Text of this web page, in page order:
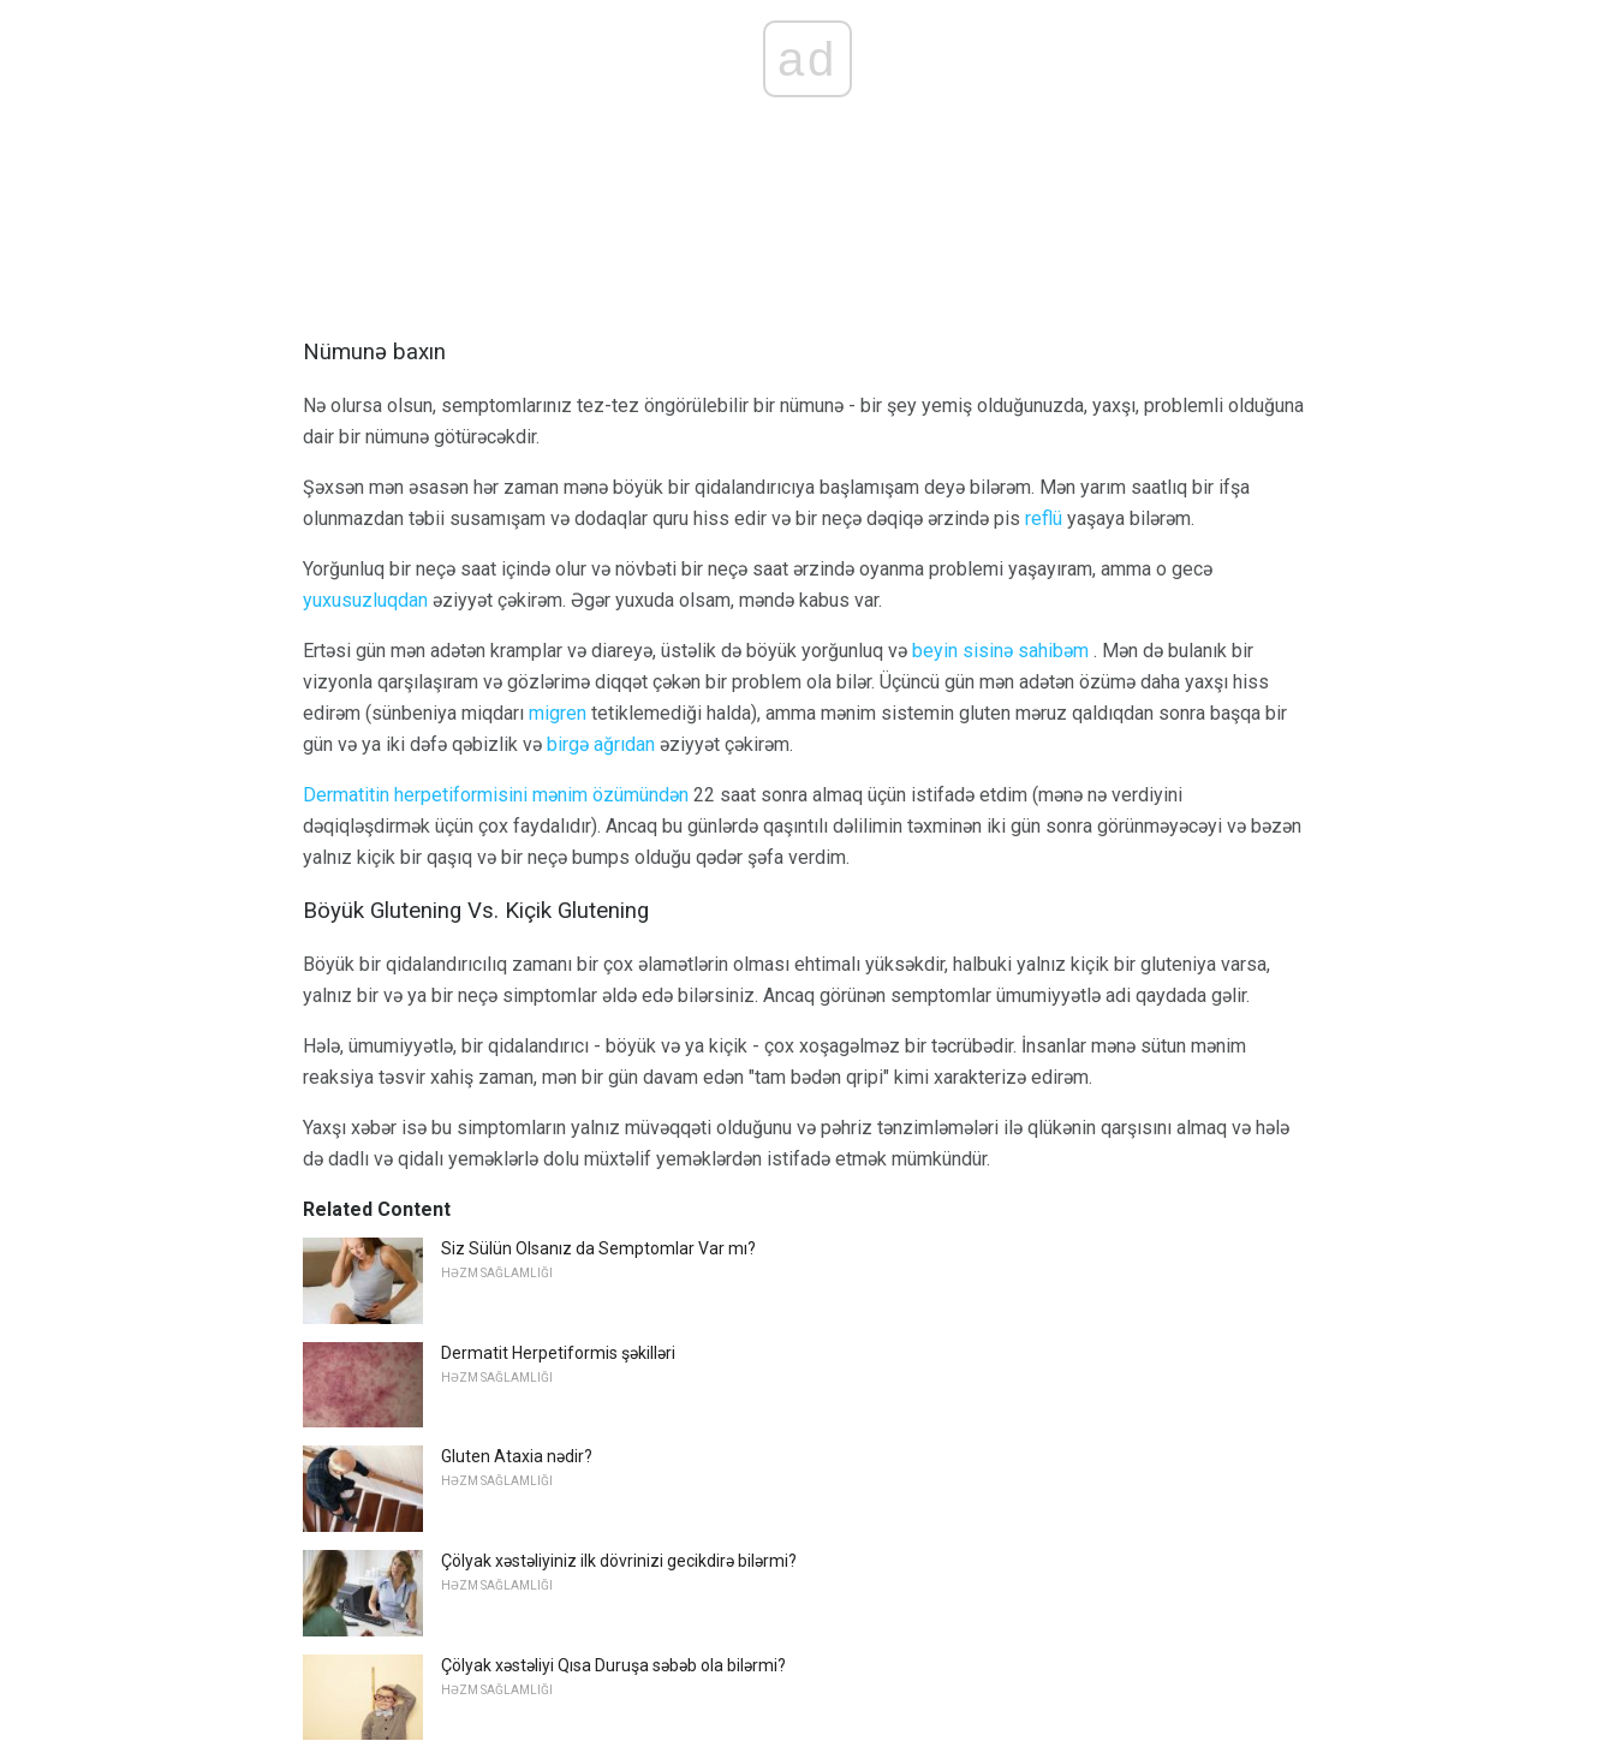
ad
Nümunə baxın
Nə olursa olsun, semptomlarınız tez-tez öngörülebilir bir nümunə - bir şey yemiş olduğunuzda, yaxşı, problemli olduğuna
dair bir nümunə götürəcəkdir.
Şəxsən mən əsasən hər zaman mənə böyük bir qidalandırıcıya başlamışam deyə bilərəm. Mən yarım saatlıq bir ifşa
olunmazdan təbii susamışam və dodaqlar quru hiss edir və bir neçə dəqiqə ərzində pis reflü yaşaya bilərəm.
Yorğunluq bir neçə saat içində olur və növbəti bir neçə saat ərzində oyanma problemi yaşayıram, amma o gecə
yuxusuzluqdan əziyyət çəkirəm. Əgər yuxuda olsam, məndə kabus var.
Ertəsi gün mən adətən kramplar və diareyə, üstəlik də böyük yorğunluq və beyin sisinə sahibəm . Mən də bulanık bir
vizyonla qarşılaşıram və gözlərimə diqqət çəkən bir problem ola bilər. Üçüncü gün mən adətən özümə daha yaxşı hiss
edirəm (sünbeniya miqdarı migren tetiklemediği halda), amma mənim sistemin gluten məruz qaldıqdan sonra başqa bir
gün və ya iki dəfə qəbizlik və birgə ağrıdan əziyyət çəkirəm.
Dermatitin herpetiformisini mənim özümündən 22 saat sonra almaq üçün istifadə etdim (mənə nə verdiyini
dəqiqləşdirmək üçün çox faydalıdır). Ancaq bu günlərdə qaşıntılı dəlilimin təxminən iki gün sonra görünməyəcəyi və bəzən
yalnız kiçik bir qaşıq və bir neçə bumps olduğu qədər şəfa verdim.
Böyük Glutening Vs. Kiçik Glutening
Böyük bir qidalandırıcılıq zamanı bir çox əlamətlərin olması ehtimalı yüksəkdir, halbuki yalnız kiçik bir gluteniya varsa,
yalnız bir və ya bir neçə simptomlar əldə edə bilərsiniz. Ancaq görünən semptomlar ümumiyyətlə adi qaydada gəlir.
Hələ, ümumiyyətlə, bir qidalandırıcı - böyük və ya kiçik - çox xoşagəlməz bir təcrübədir. İnsanlar mənə sütun mənim
reaksiya təsvir xahiş zaman, mən bir gün davam edən "tam bədən qripi" kimi xarakterizə edirəm.
Yaxşı xəbər isə bu simptomların yalnız müvəqqəti olduğunu və pəhriz tənzimləmələri ilə qlükənin qarşısını almaq və hələ
də dadlı və qidalı yeməklərlə dolu müxtəlif yeməklərdən istifadə etmək mümkündür.
Related Content
Siz Sülün Olsanız da Semptomlar Var mı?
HƏZM SAĞLAMLIĞI
Dermatit Herpetiformis şəkilləri
HƏZM SAĞLAMLIĞI
Gluten Ataxia nədir?
HƏZM SAĞLAMLIĞI
Çölyak xəstəliyiniz ilk dövrinizi gecikdirə bilərmi?
HƏZM SAĞLAMLIĞI
Çölyak xəstəliyi Qısa Duruşa səbəb ola bilərmi?
HƏZM SAĞLAMLIĞI